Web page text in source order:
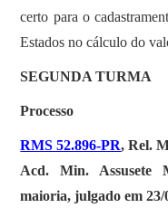
certo para o
Estados no cálculo do
SEGUNDA TURMA
Processo
RMS 52.896-PR, Rel.
Acd. Min. Assusete
maioria, julgado em 23/